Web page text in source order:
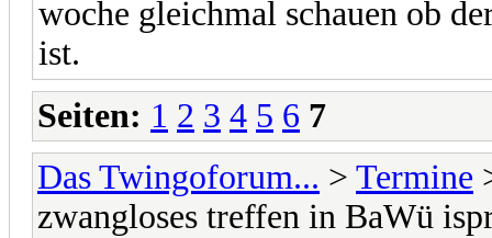
woche gleichmal schauen ob
ist.
Seiten: 1 2 3 4 5 6 7
Das Twingoforum... > Termine
zwangloses treffen in BaWü